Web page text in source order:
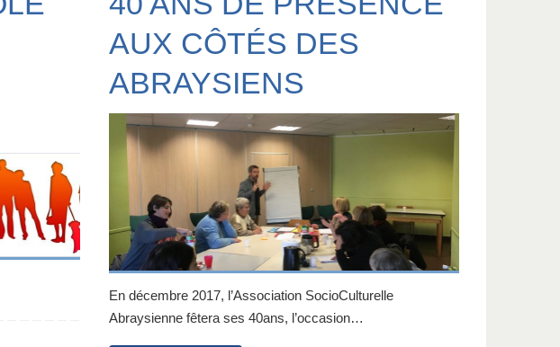
AUX CÔTÉS DES
ABRAYSIENS
En décembre 2017, l’Association SocioCulturelle
Abraysienne fêtera ses 40ans, l’occasion…